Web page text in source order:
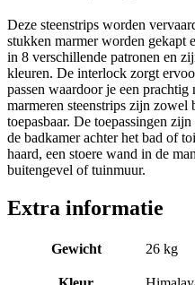
Deze steenstrips worden
stukken marmer worden gekapt
in 8 verschillende patronen en
kleuren. De interlock zorgt
passen waardoor je een
marmeren steenstrips zijn zowel
toepasbaar. De toepassingen
de badkamer achter het bad of
haard, een stoere wand in de
buitengevel of tuinmuur.
Extra informatie
Gewicht 26 kg